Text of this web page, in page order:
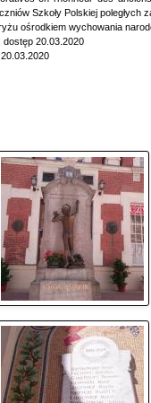
Szkoły Polskiej poległych
ośrodkiem wychowania
dostęp 20.03.2020